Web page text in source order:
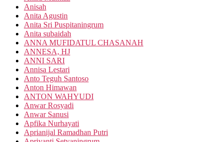
Anisah
Anita Agustin
Anita Sri Puspitaningrum
Anita subaidah
ANNA MUFIDATUL CHASANAH
ANNESA, HJ
ANNI SARI
Annisa Lestari
Anto Teguh Santoso
Anton Himawan
ANTON WAHYUDI
Anwar Rosyadi
Anwar Sanusi
Apfika Nurhayati
Aprianijal Ramadhan Putri